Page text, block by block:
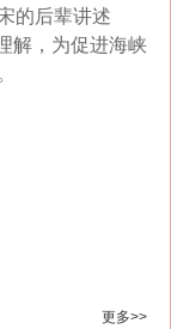
的后辈讲述
解，为促进海峡
更多>>